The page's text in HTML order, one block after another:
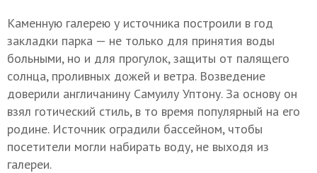
Каменную галерею у источника построили в год
закладки парка — не только для принятия воды
больными, но и для прогулок, защиты от палящего
солнца, проливных дожей и ветра. Возведение
доверили англичанину Самуилу Уптону. За основу он
взял готический стиль, в то время популярный на его
родине. Источник оградили бассейном, чтобы
посетители могли набирать воду, не выходя из
галереи.